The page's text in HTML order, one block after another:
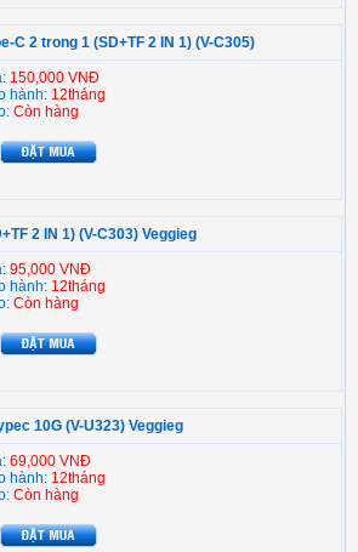
C 2 trong 1 (SD+TF 2 IN 1) (V-C305)
150,000 VNĐ
hành: 12tháng
Còn hàng
2 IN 1) (V-C303) Veggieg
95,000 VNĐ
hành: 12tháng
Còn hàng
10G (V-U323) Veggieg
69,000 VNĐ
hành: 12tháng
Còn hàng